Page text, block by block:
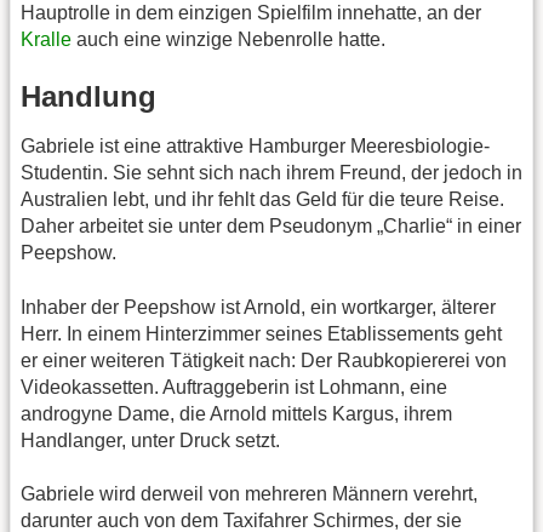
Hauptrolle in dem einzigen Spielfilm innehatte, an der
Kralle auch eine winzige Nebenrolle hatte.
Handlung
Gabriele ist eine attraktive Hamburger Meeresbiologie-
Studentin. Sie sehnt sich nach ihrem Freund, der jedoch in
Australien lebt, und ihr fehlt das Geld für die teure Reise.
Daher arbeitet sie unter dem Pseudonym „Charlie“ in einer
Peepshow.
Inhaber der Peepshow ist Arnold, ein wortkarger, älterer
Herr. In einem Hinterzimmer seines Etablissements geht
er einer weiteren Tätigkeit nach: Der Raubkopiererei von
Videokassetten. Auftraggeberin ist Lohmann, eine
androgyne Dame, die Arnold mittels Kargus, ihrem
Handlanger, unter Druck setzt.
Gabriele wird derweil von mehreren Männern verehrt,
darunter auch von dem Taxifahrer Schirmes, der sie